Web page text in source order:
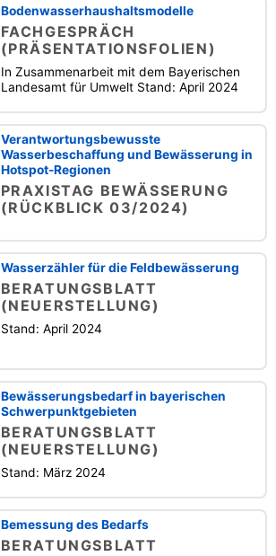
Bodenwasserhaushaltsmodelle
FACHGESPRÄCH
(PRÄSENTATIONSFOLIEN)
In Zusammenarbeit mit dem Bayerischen
Landesamt für Umwelt Stand: April 2024
Verantwortungsbewusste
Wasserbeschaffung und Bewässerung in
Hotspot-Regionen
PRAXISTAG BEWÄSSERUNG
(RÜCKBLICK 03/2024)
Wasserzähler für die Feldbewässerung
BERATUNGSBLATT
(NEUERSTELLUNG)
Stand: April 2024
Bewässerungsbedarf in bayerischen
Schwerpunktgebieten
BERATUNGSBLATT
(NEUERSTELLUNG)
Stand: März 2024
Bemessung des Bedarfs
BERATUNGSBLATT